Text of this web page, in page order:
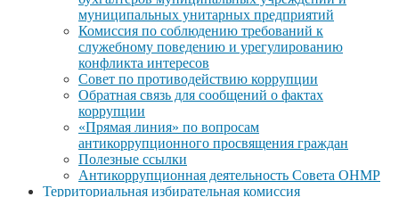
муниципальных унитарных предприятий
Комиссия по соблюдению требований к
служебному поведению и урегулированию
конфликта интересов
Совет по противодействию коррупции
Обратная связь для сообщений о фактах
коррупции
«Прямая линия» по вопросам
антикоррупционного просвящения граждан
Полезные ссылки
Антикоррупционная деятельность Совета ОНМР
Территориальная избирательная комиссия